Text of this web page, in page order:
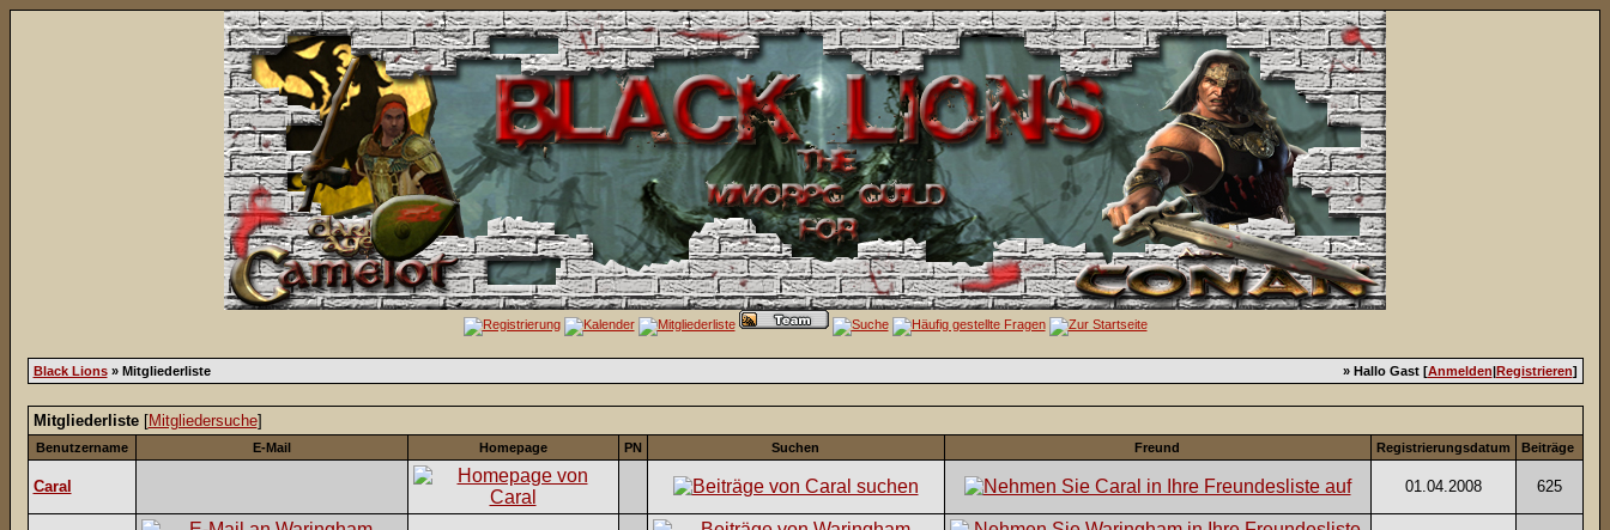
Black Lions» Mitgliederliste » Hallo Gast [Anmelden|Registrieren]
Mitgliederliste[Mitgliedersuche]
Benutzername E-Mail Homepage PN Suchen Freund Registrierungsdatum Beiträge
Caral 01.04.2008 625